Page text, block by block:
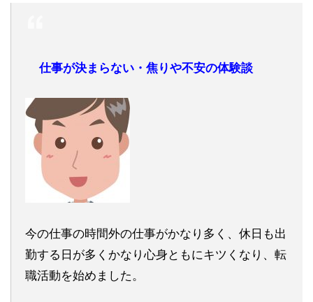
仕事が決まらない・焦りや不安の体験談
今の仕事の時間外の仕事がかなり多く、休日も出
勤する日が多くかなり心身ともにキツくなり、転
職活動を始めました。